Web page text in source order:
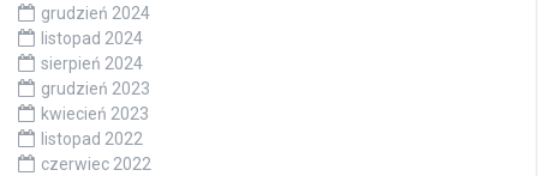
grudzień 2024
listopad 2024
sierpień 2024
grudzień 2023
kwiecień 2023
listopad 2022
czerwiec 2022